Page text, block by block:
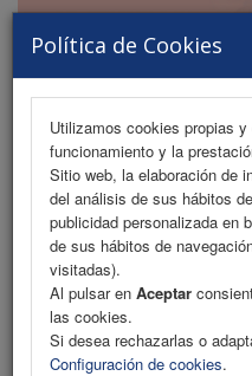
Política de Cookies
Utilizamos cookies propias
funcionamiento y la
Sitio web, la elaboración de
del análisis de sus hábitos
publicidad personalizada en
de sus hábitos de
visitadas).
Al pulsar en Aceptar
las cookies.
Si desea rechazarlas o
Configuración de cookies.
MENU
Programa Científico
Programa Científico (PDF)
Cronograma Programa